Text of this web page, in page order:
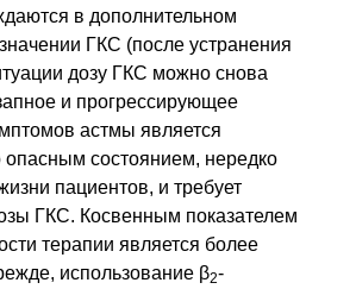
в дополнительном
ГКС (после устранения
дозу ГКС можно снова
и прогрессирующее
астмы является
опасным состоянием, нередко
пациентов, и требует
ГКС. Косвенным показателем
терапии является более
использование β2-